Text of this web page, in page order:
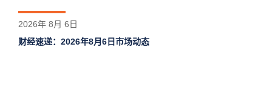
2026年 8月 6日
财经速递：2026年8月6日市场动态